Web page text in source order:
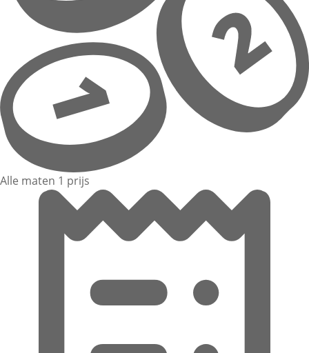
Alle maten 1 prijs